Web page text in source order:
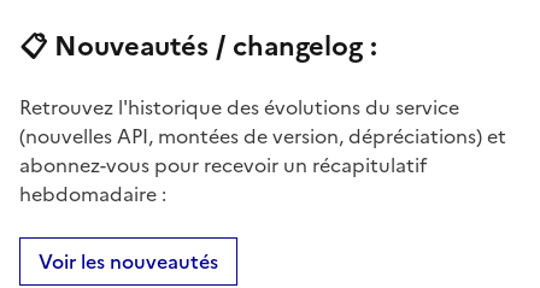
📋 Nouveautés / changelog :
Retrouvez l'historique des évolutions du service
(nouvelles API, montées de version, dépréciations) et
abonnez-vous pour recevoir un récapitulatif
hebdomadaire :
Voir les nouveautés